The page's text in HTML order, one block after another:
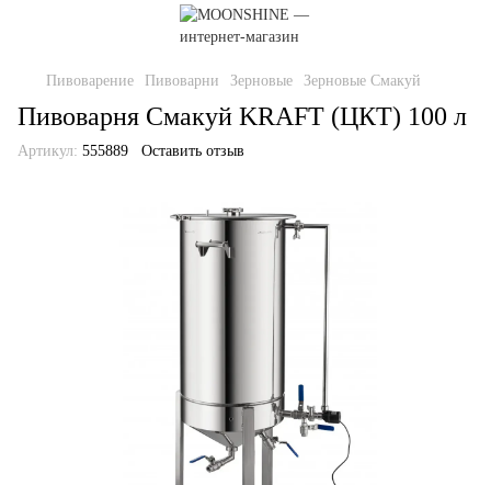
Пивоварение Пивоварни Зерновые Зерновые Смакуй
Пивоварня Смакуй KRAFT (ЦКТ) 100 л
Артикул: 555889 Оставить отзыв